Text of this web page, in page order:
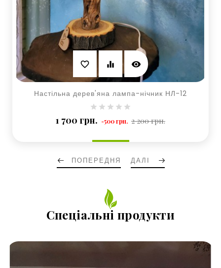
favorite_border equalizer visibility
Настільна дерев'яна лампа-нічник НЛ-12
1 700 грн. Базова
-500 грн. 2 200 грн.Ціна
ПОПЕРЕДНЯ ДАЛІ
Спеціальні продукти